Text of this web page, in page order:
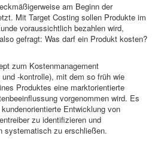
am Beginn der
Mit Target Costing sollen Produkte im
voraussichtlich bezahlen wird,
gefragt: Was darf ein Produkt kosten?
zum Kostenmanagement
-kontrolle), mit dem so früh wie
Produktes eine marktorientierte
vorgenommen wird. Es
Entwicklung von
zu identifizieren und
systematisch zu erschließen.